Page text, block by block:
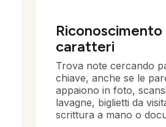
Riconoscimento
caratteri
Trova note cercando
chiave, anche se le
appaiono in foto,
lavagne, biglietti da
scrittura a mano o